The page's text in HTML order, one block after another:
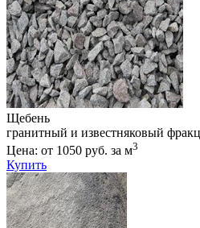
Щебень
гранитный и известняковый
Цена: от 1050 руб. за м3
Купить